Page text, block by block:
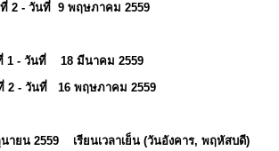
วันที่ 9 พฤษภาคม 2559
- วันที่ 18 มีนาคม 2559
วันที่ 16 พฤษภาคม 2559
2559 เรียนเวลาเย็น (วันอังคาร, พฤหัสบดี)